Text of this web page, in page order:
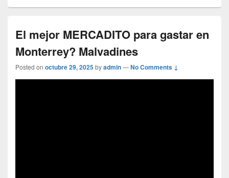
El mejor MERCADITO para gastar en
Monterrey? Malvadines
Posted on octubre 29, 2025byadmin—No Comments ↓